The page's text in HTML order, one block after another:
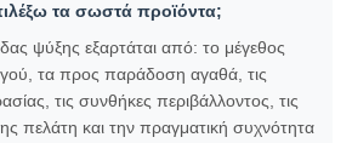
τα σωστά προϊόντα;
ψύξης εξαρτάται από: το μέγεθος
τα προς παράδοση αγαθά, τις
τις συνθήκες περιβάλλοντος, τις
πελάτη και την πραγματική συχνότητα